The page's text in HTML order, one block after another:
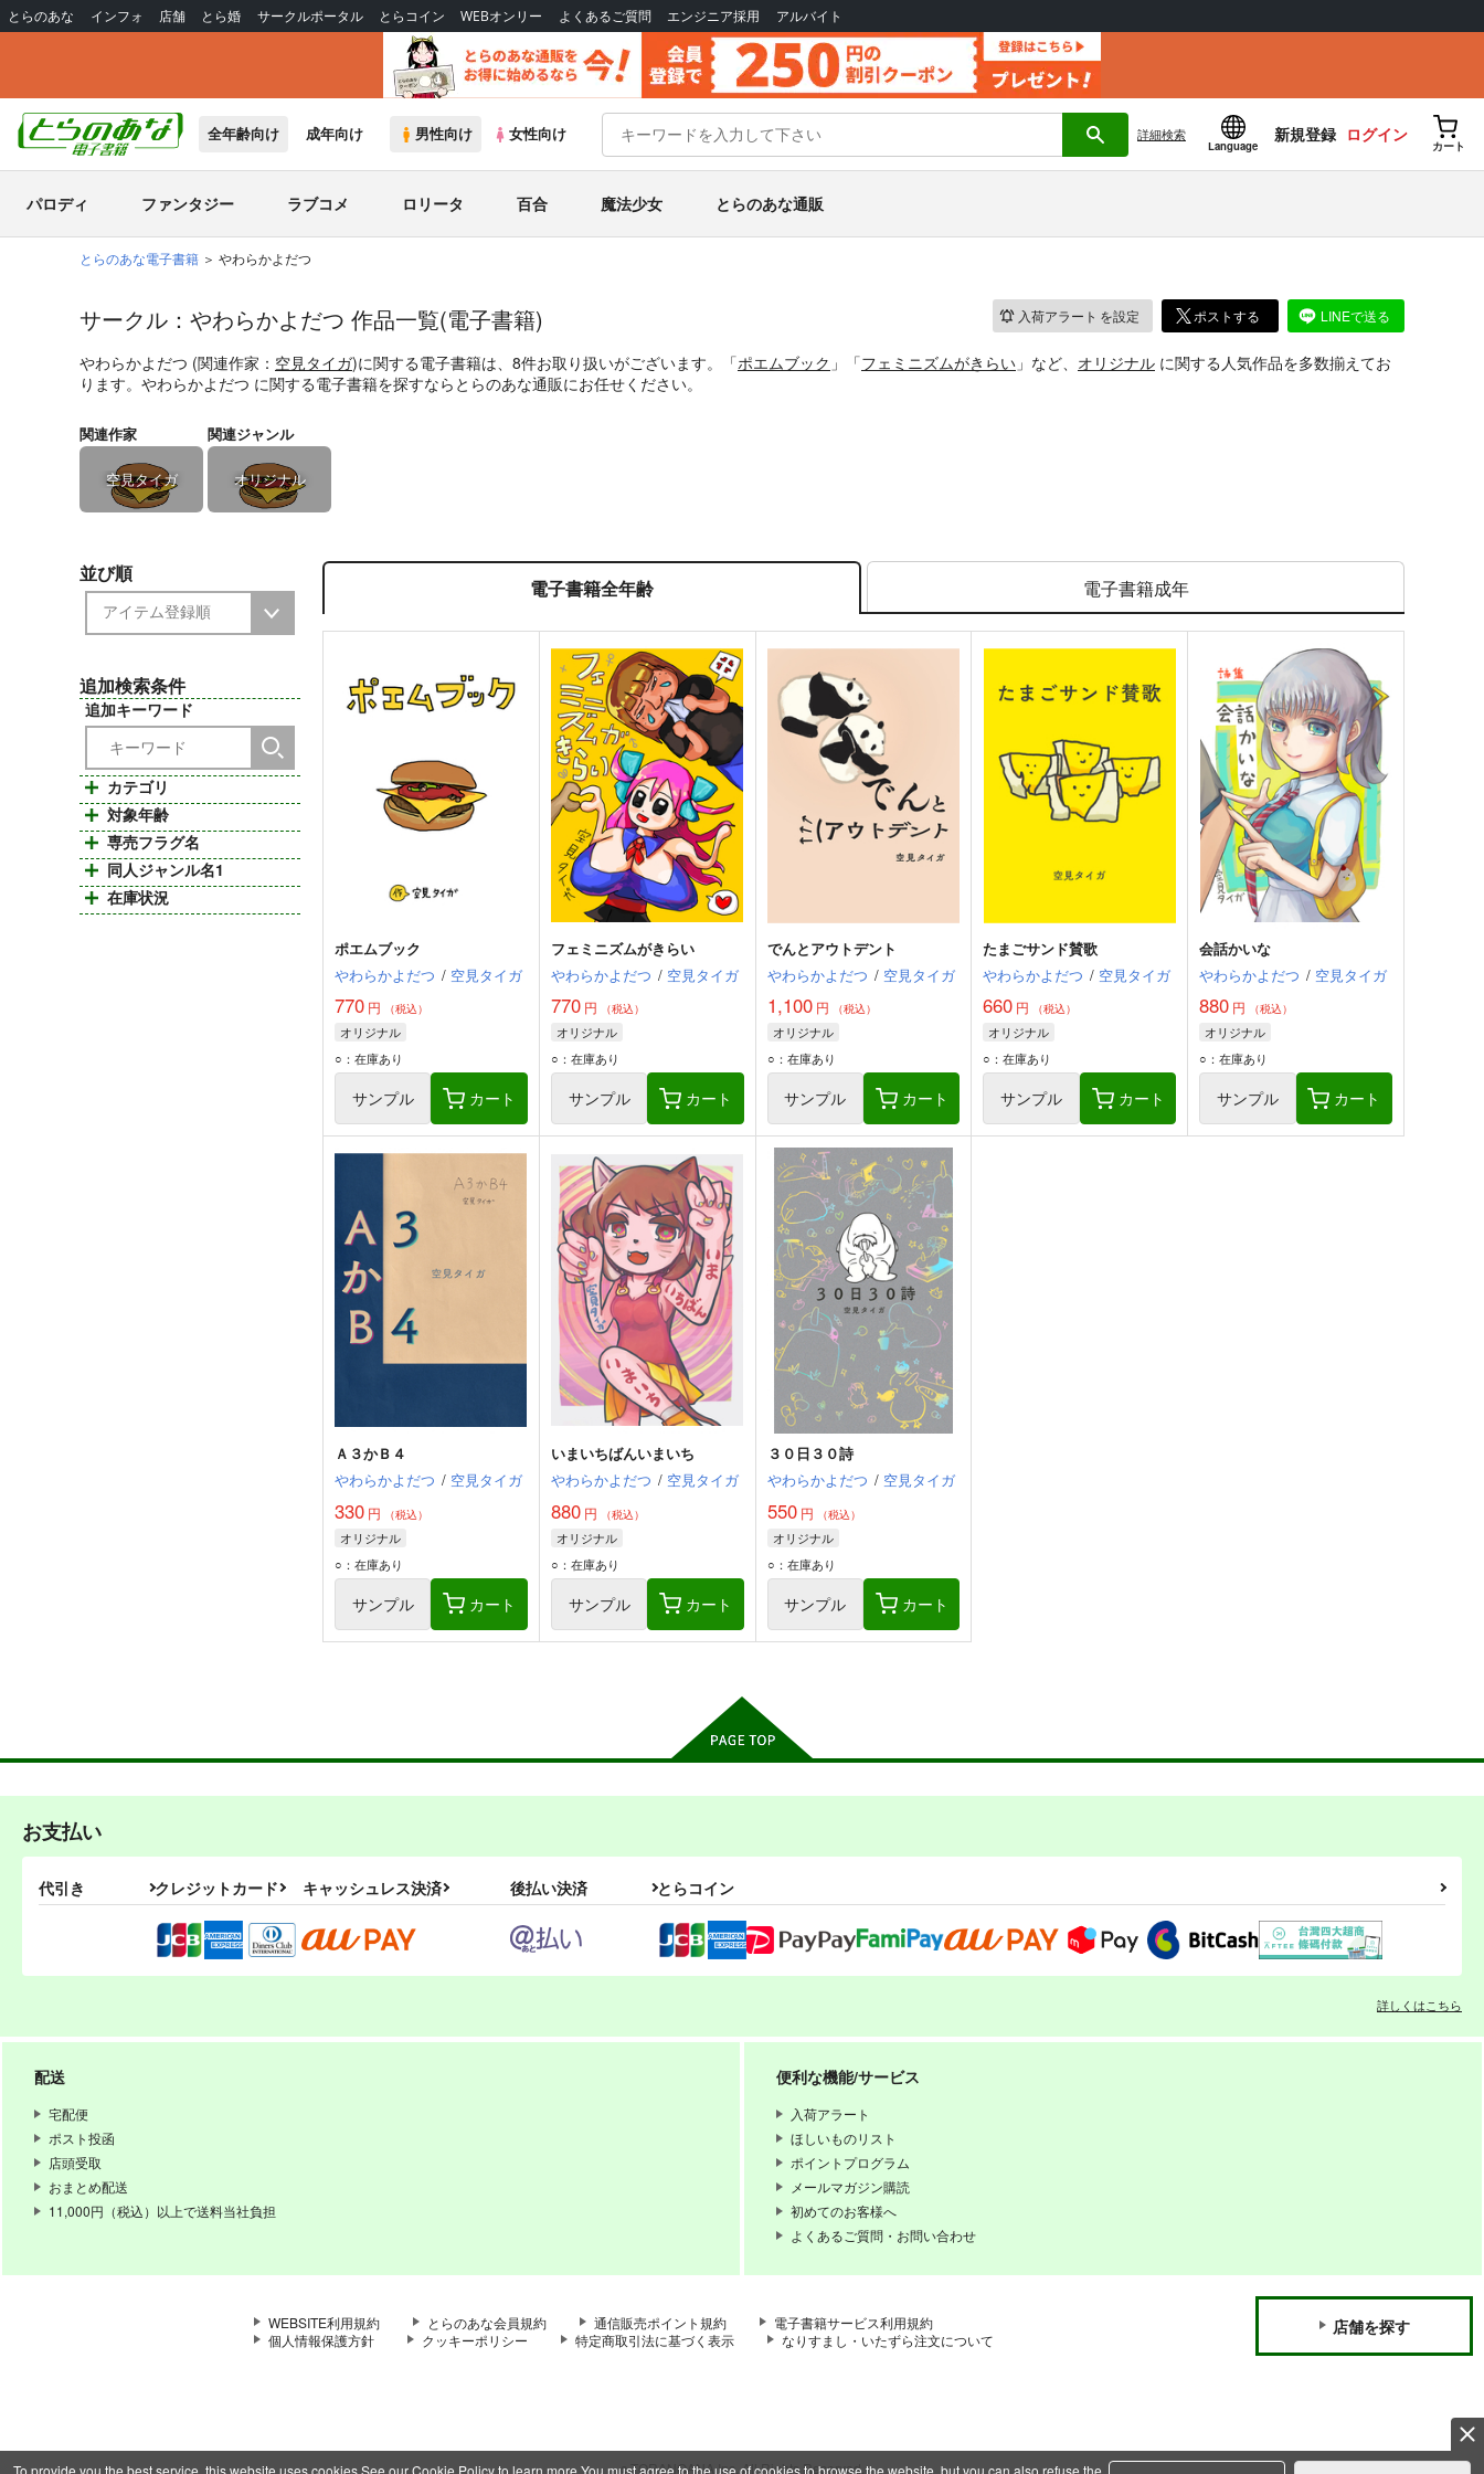
とらのあな インフォ 店舗 とら婚 サークルポータル とらコイン WEBオンリー よくあるご質問 エンジニア採用 アルバイト
全年齢向け 成年向け 男性向け 女性向け 詳細検索
Language
新規登録 ログイン
カート
パロディ ファンタジー ラブコメ ロリータ 百合 魔法少女 とらのあな通販
To provide you the best service, this website uses cookies.See our Cookie Policy to learn more.You must agree to the use of cookies to browse the website, but you can also refuse the
とらのあな電子書籍 やわらかよだつ
入荷アラート を設定 ポストする LINEで送る
サークル：やわらかよだつ 作品一覧(電子書籍)
やわらかよだつ (関連作家： 空見タイガ)に関する電子書籍は、8件お取り扱いがございます。「ポエムブック 」「フェミニズムがきらい 」など、 オリジナル に関する人気作品を多数揃えてお
ります。やわらかよだつ に関する電子書籍を探すならとらのあな通販にお任せください。
関連作家
空見タイガ
関連ジャンル
オリジナル
並び順
追加検索条件
追加キーワード
カテゴリ
対象年齢
専売フラグ名
同人ジャンル名1
在庫状況
電子書籍全年齢 電子書籍成年
ポエムブック
やわらかよだつ / 空見タイガ
770 円 （税込）
オリジナル
○：在庫あり
サンプル カート
フェミニズムがきらい
やわらかよだつ / 空見タイガ
770円 （税込）
オリジナル
○：在庫あり
サンプル カート
でんとアウトデント
やわらかよだつ / 空見タイガ
1,100円 （税込）
オリジナル
○：在庫あり
サンプル カート
たまごサンド賛歌
やわらかよだつ / 空見タイガ
660 円 （税込）
オリジナル
○：在庫あり
サンプル カート
会話かいな
やわらかよだつ / 空見タイガ
880 円 （税込）
オリジナル
○：在庫あり
サンプル カート
Ａ３かＢ４
やわらかよだつ / 空見タイガ
330 円 （税込）
オリジナル
○：在庫あり
サンプル カート
いまいちばんいまいち
やわらかよだつ / 空見タイガ
880円 （税込）
オリジナル
○：在庫あり
サンプル カート
３０日３０詩
やわらかよだつ / 空見タイガ
550円 （税込）
オリジナル
○：在庫あり
サンプル カート
お支払い
代引き クレジットカード キャッシュレス決済 後払い決済 とらコイン
詳しくはこちら
配送
宅配便
ポスト投函
店頭受取
おまとめ配送
11,000円（税込）以上で送料当社負担
便利な機能/サービス
入荷アラート
ほしいものリスト
ポイントプログラム
メールマガジン購読
初めてのお客様へ
よくあるご質問・お問い合わせ
WEBSITE利用規約 とらのあな会員規約 通信販売ポイント規約
電子書籍サービス利用規約
個人情報保護方針
クッキーポリシー 特定商取引法に基づく表示 なりすまし・いたずら注文について
店舗を探す
c TORANOANA Inc, All Rights Reserved.